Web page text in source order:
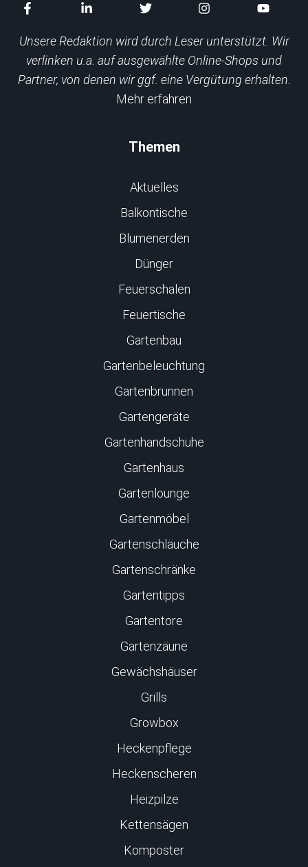
Unsere Redaktion wird durch Leser unterstützt. Wir
verlinken u.a. auf ausgewählte Online-Shops und
Partner, von denen wir ggf. eine Vergütung erhalten.
Mehr erfahren
Themen
Aktuelles
Balkontische
Blumenerden
Dünger
Feuerschalen
Feuertische
Gartenbau
Gartenbeleuchtung
Gartenbrunnen
Gartengeräte
Gartenhandschuhe
Gartenhaus
Gartenlounge
Gartenmöbel
Gartenschläuche
Gartenschränke
Gartentipps
Gartentore
Gartenzäune
Gewächshäuser
Grills
Growbox
Heckenpflege
Heckenscheren
Heizpilze
Kettensägen
Komposter